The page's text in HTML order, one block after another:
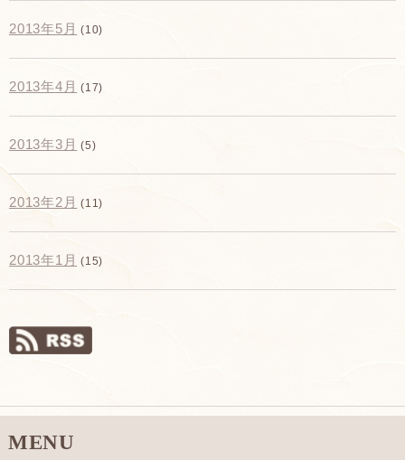
2013年5月 (10)
2013年4月 (17)
2013年3月 (5)
2013年2月 (11)
2013年1月 (15)
MENU